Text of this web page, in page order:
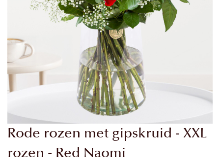
Rode rozen met gipskruid - XXL
rozen - Red Naomi
Ga
naar
het